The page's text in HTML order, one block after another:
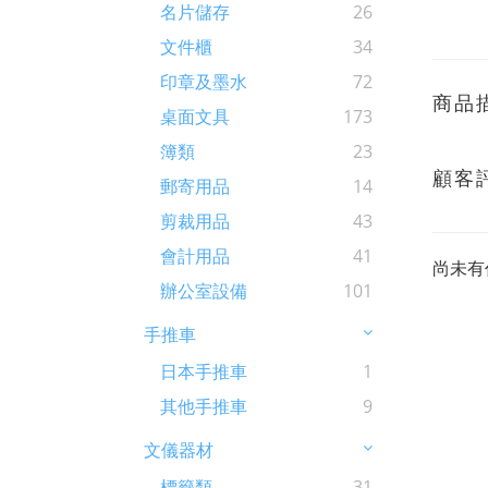
名片儲存
26
文件櫃
34
印章及墨水
72
桌面文具
173
簿類
23
郵寄用品
14
剪裁用品
43
會計用品
41
辦公室設備
101
手推車
日本手推車
1
其他手推車
9
文儀器材
商品
顧客
尚未